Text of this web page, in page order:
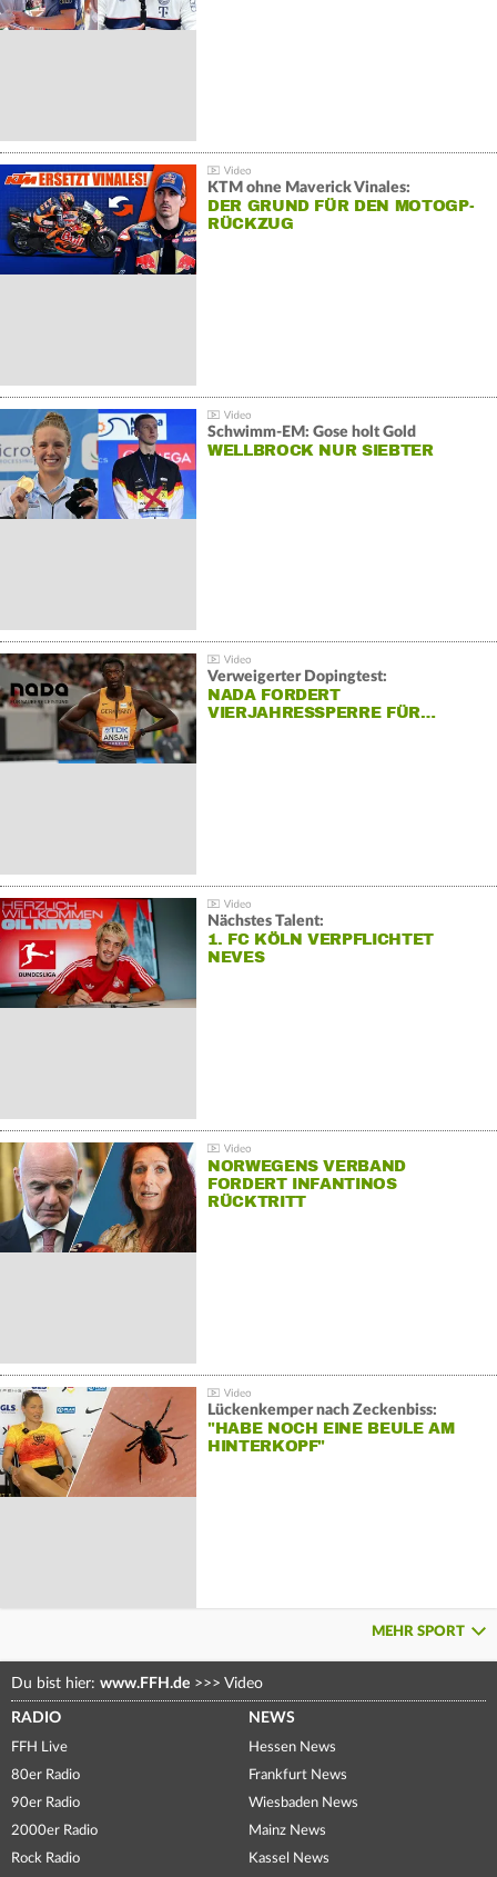
KTM ohne Maverick Vinales:
DER GRUND FÜR DEN MOTOGP-
RÜCKZUG
Schwimm-EM: Gose holt Gold
WELLBROCK NUR SIEBTER
Verweigerter Dopingtest:
NADA FORDERT
VIERJAHRESSPERRE FÜR…
Nächstes Talent:
1. FC KÖLN VERPFLICHTET
NEVES
NORWEGENS VERBAND
FORDERT INFANTINOS
RÜCKTRITT
Lückenkemper nach Zeckenbiss:
"HABE NOCH EINE BEULE AM
HINTERKOPF"
MEHR SPORT
Du bist hier: www.FFH.de >>> Video
RADIO
FFH Live
80er Radio
90er Radio
2000er Radio
Rock Radio
NEWS
Hessen News
Frankfurt News
Wiesbaden News
Mainz News
Kassel News